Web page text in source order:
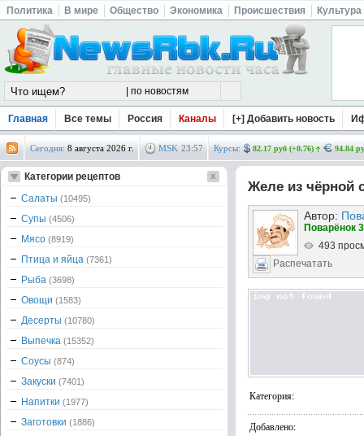
Политика В мире Общество Экономика Происшествия Культура
Главная Все темы Россия Каналы [+] Добавить новость
Сегодня: 8 августа 2026 г. MSK 23:57 Курсы: 82.17 руб (+0.76) 94.84
Желе из чёрной
Автор:
Поварёнок
493
Распечатать
Категория:
Добавлено:
Категории рецептов
Салаты (10495)
Супы (4506)
Мясо (8919)
Птица и яйца (7361)
Рыба (3698)
Овощи (1583)
Десерты (10780)
Выпечка (15352)
Соусы (874)
Закуски (7401)
Напитки (1977)
Заготовки (1886)